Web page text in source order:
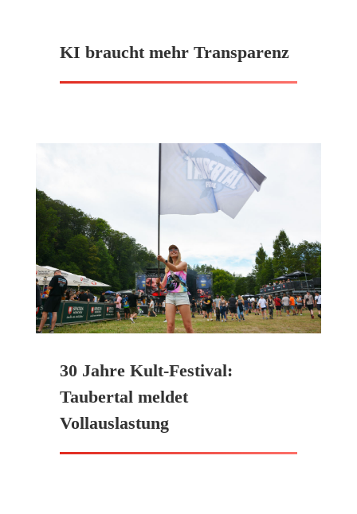
KI braucht mehr Transparenz
30 Jahre Kult-Festival:
Taubertal meldet
Vollauslastung